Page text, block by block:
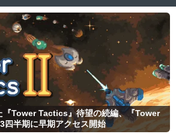
『Tower Tactics』待望の続編、『Tower
半期に早期アクセス開始